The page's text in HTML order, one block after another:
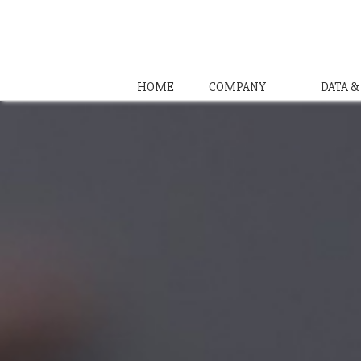
HOME COMPANY DATA